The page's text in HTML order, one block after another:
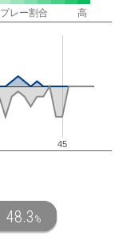
プレー割合 高
45
48.3 %